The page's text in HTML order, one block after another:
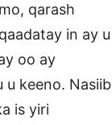
qarash
in ay u
oo ay
u keeno. Nasiib
is yiri